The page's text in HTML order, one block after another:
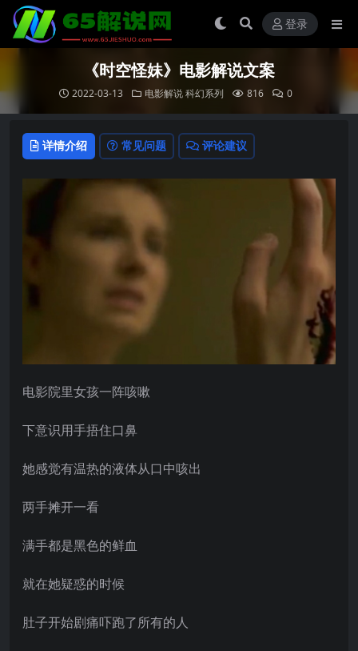
登录
《时空怪妹》电影解说文案
2022-03-13 电影解说科幻系列 816 0
详情介绍 常见问题 评论建议
电影院里女孩一阵咳嗽
下意识用手捂住口鼻
她感觉有温热的液体从口中咳出
两手摊开一看
满手都是黑色的鲜血
就在她疑惑的时候
肚子开始剧痛吓跑了所有的人